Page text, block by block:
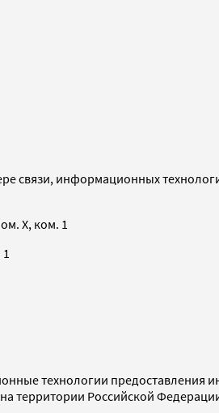
связи, информационных
X, ком. 1
технологии предоставления
территории Российской